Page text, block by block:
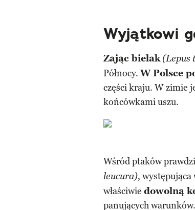
Wyjątkowi
Zając bielak (Lepus
Północy.W Polsce
części kraju. W zimie
końcówkami uszu.
Wśród ptaków
leucura), występująca
właściwie dowolną
panujących